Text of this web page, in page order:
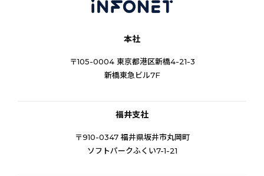
本社
〒105-0004 東京都港区新橋4-21-3
新橋東急ビル7F
福井支社
〒910-0347 福井県坂井市丸岡町
ソフトパークふくい7-1-21